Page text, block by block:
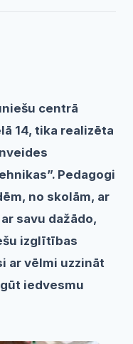
centrā
14, tika realizēta
Pedagogi
no skolām, ar
savu dažādo,
izglītības
ar vēlmi uzzināt
iedvesmu